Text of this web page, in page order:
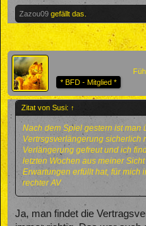
Zazou09 gefällt das.
* BFD - Mitglied *
Zitat von Susi: ↑
Nach dem Spiel gestern ist man
Vertrsgsverlängerung sicherlich
Verlängerung gefreut und ich
letzten Wochen aus meiner
Erwartungen erfüllt hat, für mich
rechter AV
Ja, man findet die